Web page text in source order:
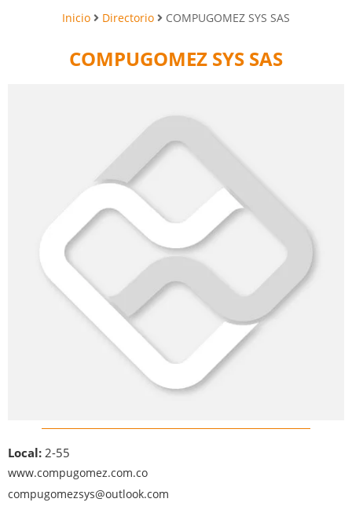
Inicio Directorio COMPUGOMEZ SYS SAS
COMPUGOMEZ SYS SAS
Local: 2-55
www.compugomez.com.co
compugomezsys@outlook.com